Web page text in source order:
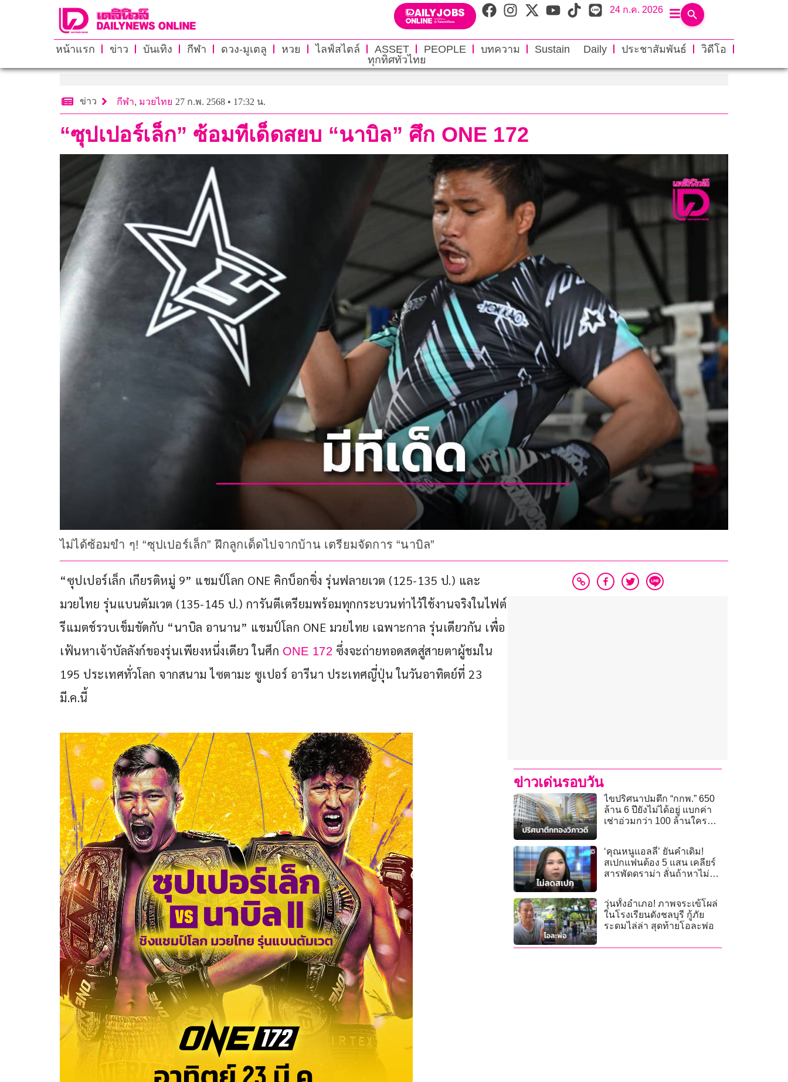
24 ก.ค. 2026
หน้าแรก ข่าว บันเทิง กีฬา ดวง-มูเตลู หวย ไลฟ์สไตล์ ASSET PEOPLE บทความ Sustain Daily ประชาสัมพันธ์
วิดีโอ
ทุกทิศทั่วไทย
ข่าว กีฬา, มวยไทย 27 ก.พ. 2568 • 17:32 น.
“ซุปเปอร์เล็ก” ซ้อมทีเด็ดสยบ “นาบิล” ศึก ONE 172
ไม่ได้ซ้อมขำ ๆ! “ซุปเปอร์เล็ก” ฝึกลูกเด็ดไปจากบ้าน เตรียมจัดการ “นาบิล”
“ซุปเปอร์เล็ก เกียรติหมู่ 9” แชมป์โลก ONE คิกบ็อกซิ่ง รุ่นฟลายเวต (125-135 ป.) และ
มวยไทย รุ่นแบนตัมเวต (135-145 ป.) การันตีเตรียมพร้อมทุกกระบวนท่าไว้ใช้งานจริงในไฟต์
รีแมตช์รวบเข็มขัดกับ “นาบิล อานาน” แชมป์โลก ONE มวยไทย เฉพาะกาล รุ่นเดียวกัน เพื่อ
เฟ้นหาเจ้าบัลลังก์ของรุ่นเพียงหนึ่งเดียว ในศึก ONE 172 ซึ่งจะถ่ายทอดสดสู่สายตาผู้ชมใน
195 ประเทศทั่วโลก จากสนาม ไซตามะ ซูเปอร์ อารีนา ประเทศญี่ปุ่น ในวันอาทิตย์ที่ 23
มี.ค.นี้
ข่าวเด่นรอบวัน
ไขปริศนาปมตึก “กกพ.” 650
ล้าน 6 ปียังไม่ได้อยู่ แบกค่า
เช่าอ่วมกว่า 100 ล้านใคร
‘คุณหนูแอลลี่’ ยันคำเดิม!
สเปกแฟนต้อง 5 แสน เคลียร์
สารพัดดราม่า ลั่นถ้าหาไม่ได้
วุ่นทั้งอําเภอ! ภาพจระเข้โผล่
ในโรงเรียนดังชลบุรี กู้ภัย
ระดมไล่ล่า สุดท้ายโอละพ่อ